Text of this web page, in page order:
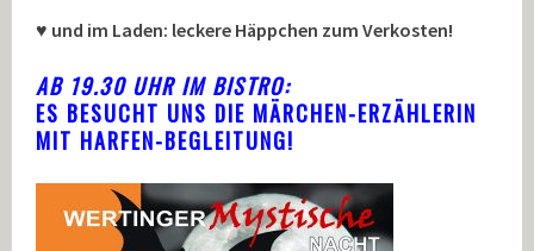
♥ und im Laden: leckere Häppchen zum Verkosten!
AB 19.30 UHR IM BISTRO:
ES BESUCHT UNS DIE MÄRCHEN-ERZÄHLERIN
MIT HARFEN-BEGLEITUNG!